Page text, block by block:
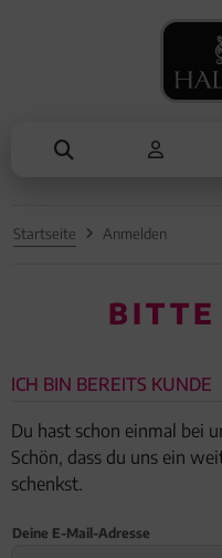
Startseite Anmelden
ICH BIN BEREITS KUNDE
Du hast schon einmal bei
Schön, dass du uns ein
schenkst.
Deine E-Mail-Adresse
SOMMER
ALLES ANZEIGEN AUS SOMMER
Genüsse
Liköre
TRINKEN
ALLES ANZEIGEN AUS TRINKEN
Kaffee
ALLES ANZEIGEN AUS NASCHEN
Pralinen
Müsli
Honig & Konfitüren
KOCHEN
Essig & Öl
Brot & Pasta
ALLES ANZEIGEN AUS ANLÄSSE
Kleine Aufmerksamkeiten
Ostern
Weihnachten
Liebe & Hochzeit
Danke
Geburtstag